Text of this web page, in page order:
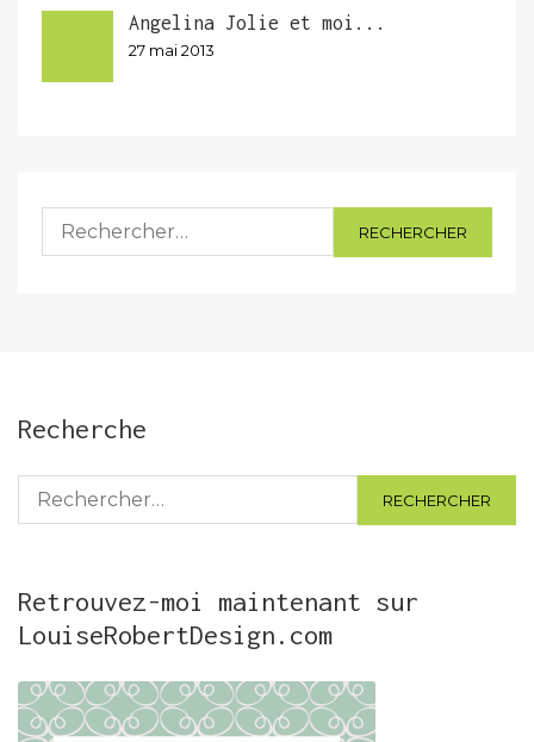
Angelina Jolie et moi...
27 mai 2013
Rechercher :
Recherche
Rechercher :
Retrouvez-moi maintenant sur
LouiseRobertDesign.com